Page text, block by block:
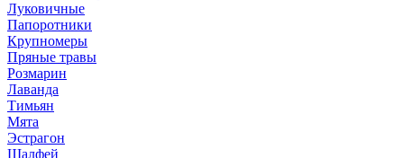
Луковичные
Папоротники
Крупномеры
Пряные травы
Розмарин
Лаванда
Тимьян
Мята
Эстрагон
Шалфей